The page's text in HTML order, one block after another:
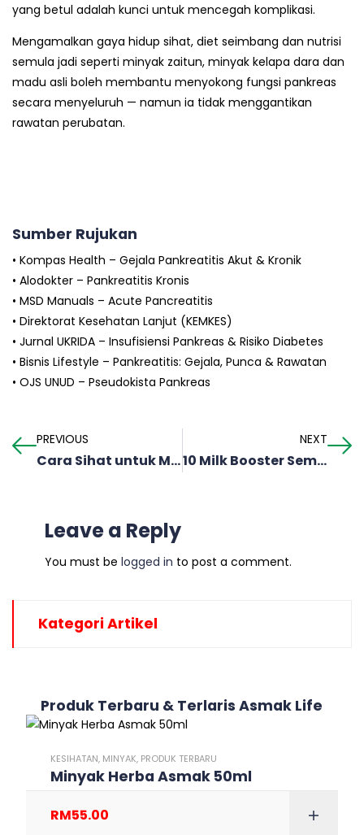
yang betul adalah kunci untuk mencegah komplikasi.
Mengamalkan gaya hidup sihat, diet seimbang dan nutrisi
semula jadi seperti minyak zaitun, minyak kelapa dara dan
madu asli boleh membantu menyokong fungsi pankreas
secara menyeluruh — namun ia tidak menggantikan
rawatan perubatan.
Sumber Rujukan
• Kompas Health – Gejala Pankreatitis Akut & Kronik
• Alodokter – Pankreatitis Kronis
• MSD Manuals – Acute Pancreatitis
• Direktorat Kesehatan Lanjut (KEMKES)
• Jurnal UKRIDA – Insufisiensi Pankreas & Risiko Diabetes
• Bisnis Lifestyle – Pankreatitis: Gejala, Punca & Rawatan
• OJS UNUD – Pseudokista Pankreas
PREVIOUS
Cara Sihat untuk Menaikkan Berat Badan Anak
NEXT
10 Milk Booster Semula Jadi
Leave a Reply
You must be logged in to post a comment.
Kategori Artikel
Produk Terbaru & Terlaris Asmak Life
KESIHATAN, MINYAK, PRODUK TERBARU
Minyak Herba Asmak 50ml
RM55.00